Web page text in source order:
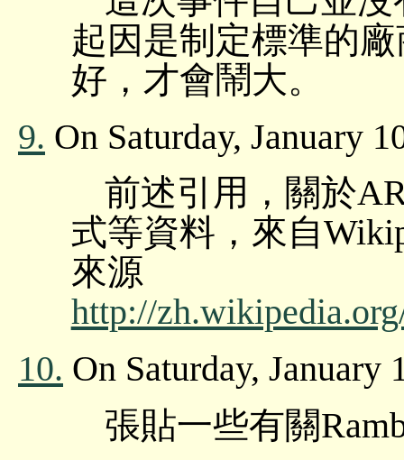
起因是制定標準的
好，才會鬧大。
9. On Saturday, January
前述引用，關於
式等資料，來自
來源
http://
10. On Saturday, January
張貼一些有關